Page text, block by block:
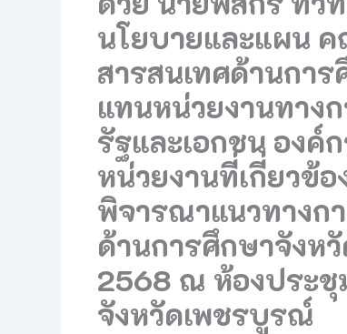
นโยบายและแผน
สารสนเทศด้านกา
แทนหน่วยงานทาง
รัฐและเอกชน องค์
หน่วยงานที่เกี่ยวข้อ
พิจารณาแนวทางก
ด้านการศึกษาจังห
2568 ณ ห้องประชุ
จังหวัดเพชรบูรณ์